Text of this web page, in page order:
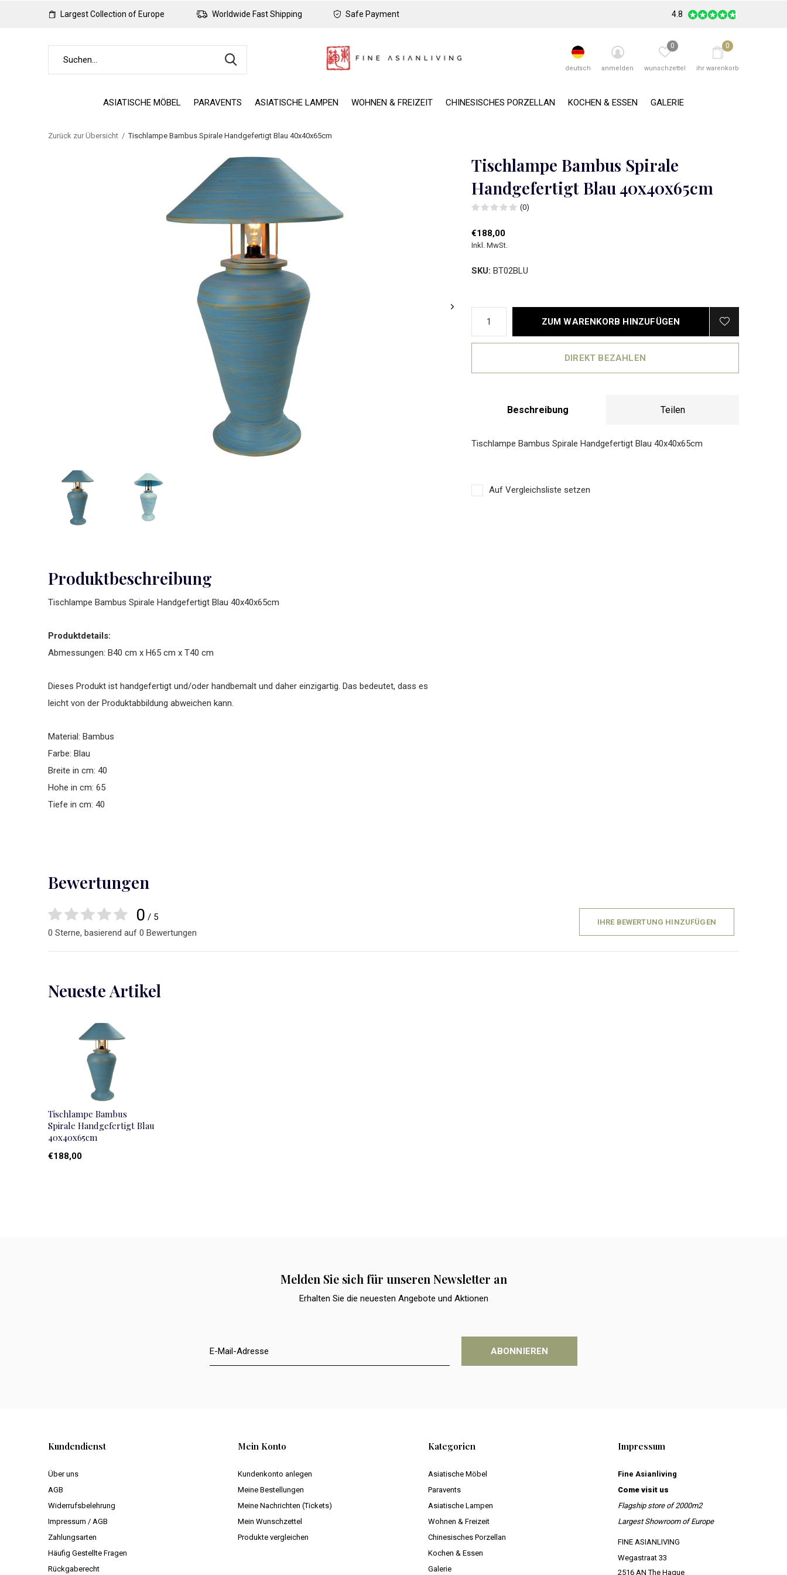
ASIATISCHE MÖBEL PARAVENTS ASIATISCHE LAMPEN WOHNEN & FREIZEIT CHINESISCHES PORZELLAN KOCHEN & ESSEN GALERIE
deutsch anmelden wunschzettel
0
ihr warenkorb
0
Largest Collection of Europe Worldwide Fast Shipping Safe Payment 4.8
Zurück zur Übersicht Tischlampe Bambus Spirale Handgefertigt Blau 40x40x65cm
Tischlampe Bambus Spirale
Handgefertigt Blau 40x40x65cm
(0)
€188,00
Inkl. MwSt.
SKU: BT02BLU
ZUM WARENKORB HINZUFÜGEN
DIREKT BEZAHLEN
Beschreibung Teilen
Tischlampe Bambus Spirale Handgefertigt Blau 40x40x65cm
Auf Vergleichsliste setzen
Produktbeschreibung
Tischlampe Bambus Spirale Handgefertigt Blau 40x40x65cm
Produktdetails:
Abmessungen: B40 cm x H65 cm x T40 cm
Dieses Produkt ist handgefertigt und/oder handbemalt und daher einzigartig. Das bedeutet, dass es
leicht von der Produktabbildung abweichen kann.
Material: Bambus
Farbe: Blau
Breite in cm: 40
Hohe in cm: 65
Tiefe in cm: 40
Bewertungen
0 / 5
0 Sterne, basierend auf 0 Bewertungen
IHRE BEWERTUNG HINZUFÜGEN
Neueste Artikel
Tischlampe Bambus
Spirale Handgefertigt Blau
40x40x65cm
€188,00
Melden Sie sich für unseren Newsletter an
Erhalten Sie die neuesten Angebote und Aktionen
ABONNIEREN
Kundendienst
Über uns
AGB
Widerrufsbelehrung
Impressum / AGB
Zahlungsarten
Häufig Gestellte Fragen
Rückgaberecht
Mein Konto
Kundenkonto anlegen
Meine Bestellungen
Meine Nachrichten (Tickets)
Mein Wunschzettel
Produkte vergleichen
Kategorien
Asiatische Möbel
Paravents
Asiatische Lampen
Wohnen & Freizeit
Chinesisches Porzellan
Kochen & Essen
Galerie
Impressum
Fine Asianliving
Come visit us
Flagship store of 2000m2
Largest Showroom of Europe
FINE ASIANLIVING
Wegastraat 33
2516 AN The Hague